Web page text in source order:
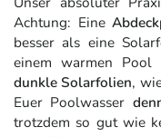
Achtung: Eine
besser als eine
einem warmen
dunkle Solarfolien,
Euer Poolwasser
trotzdem so gut wie